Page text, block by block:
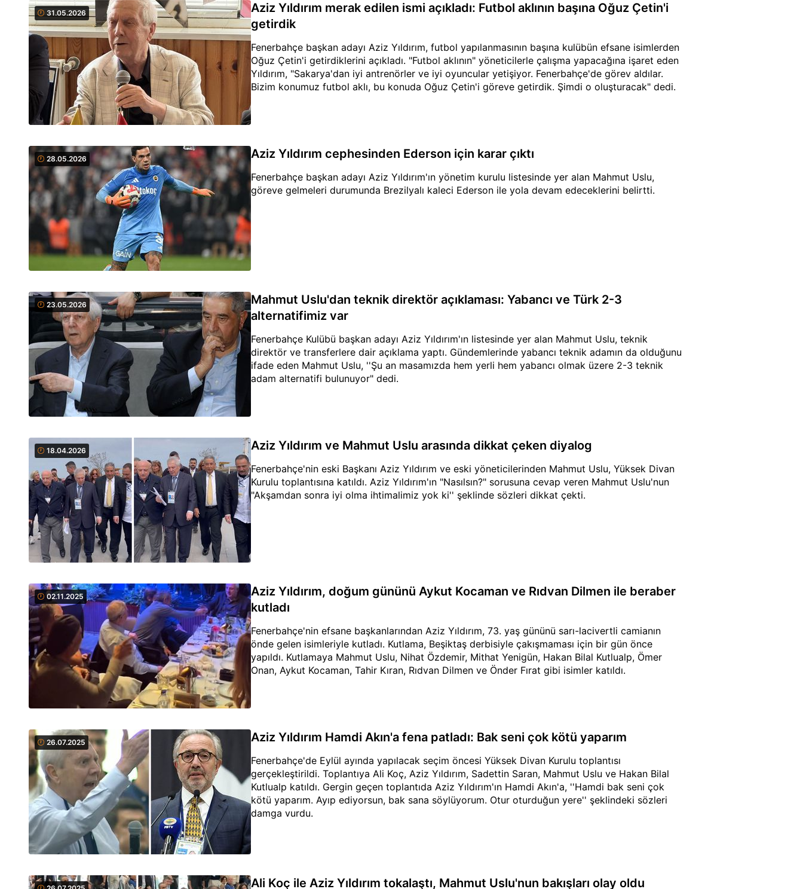
31.05.2026
Aziz Yıldırım merak edilen ismi açıkladı: Futbol aklının başına Oğuz Çetin'i
getirdik
Fenerbahçe başkan adayı Aziz Yıldırım, futbol yapılanmasının başına kulübün efsane isimlerden
Oğuz Çetin'i getirdiklerini açıkladı. "Futbol aklının" yöneticilerle çalışma yapacağına işaret eden
Yıldırım, "Sakarya'dan iyi antrenörler ve iyi oyuncular yetişiyor. Fenerbahçe'de görev aldılar.
Bizim konumuz futbol aklı, bu konuda Oğuz Çetin'i göreve getirdik. Şimdi o oluşturacak" dedi.
28.05.2026 Aziz Yıldırım cephesinden Ederson için karar çıktı
Fenerbahçe başkan adayı Aziz Yıldırım'ın yönetim kurulu listesinde yer alan Mahmut Uslu,
göreve gelmeleri durumunda Brezilyalı kaleci Ederson ile yola devam edeceklerini belirtti.
23.05.2026
Mahmut Uslu'dan teknik direktör açıklaması: Yabancı ve Türk 2-3
alternatifimiz var
Fenerbahçe Kulübü başkan adayı Aziz Yıldırım'ın listesinde yer alan Mahmut Uslu, teknik
direktör ve transferlere dair açıklama yaptı. Gündemlerinde yabancı teknik adamın da olduğunu
ifade eden Mahmut Uslu, ''Şu an masamızda hem yerli hem yabancı olmak üzere 2-3 teknik
adam alternatifi bulunuyor" dedi.
18.04.2026 Aziz Yıldırım ve Mahmut Uslu arasında dikkat çeken diyalog
Fenerbahçe'nin eski Başkanı Aziz Yıldırım ve eski yöneticilerinden Mahmut Uslu, Yüksek Divan
Kurulu toplantısına katıldı. Aziz Yıldırım'ın "Nasılsın?" sorusuna cevap veren Mahmut Uslu'nun
"Akşamdan sonra iyi olma ihtimalimiz yok ki'' şeklinde sözleri dikkat çekti.
02.11.2025
Aziz Yıldırım, doğum gününü Aykut Kocaman ve Rıdvan Dilmen ile beraber
kutladı
Fenerbahçe'nin efsane başkanlarından Aziz Yıldırım, 73. yaş gününü sarı-lacivertli camianın
önde gelen isimleriyle kutladı. Kutlama, Beşiktaş derbisiyle çakışmaması için bir gün önce
yapıldı. Kutlamaya Mahmut Uslu, Nihat Özdemir, Mithat Yenigün, Hakan Bilal Kutlualp, Ömer
Onan, Aykut Kocaman, Tahir Kıran, Rıdvan Dilmen ve Önder Fırat gibi isimler katıldı.
26.07.2025 Aziz Yıldırım Hamdi Akın'a fena patladı: Bak seni çok kötü yaparım
Fenerbahçe'de Eylül ayında yapılacak seçim öncesi Yüksek Divan Kurulu toplantısı
gerçekleştirildi. Toplantıya Ali Koç, Aziz Yıldırım, Sadettin Saran, Mahmut Uslu ve Hakan Bilal
Kutlualp katıldı. Gergin geçen toplantıda Aziz Yıldırım'ın Hamdi Akın'a, ''Hamdi bak seni çok
kötü yaparım. Ayıp ediyorsun, bak sana söylüyorum. Otur oturduğun yere'' şeklindeki sözleri
damga vurdu.
Ali Koç ile Aziz Yıldırım tokalaştı, Mahmut Uslu'nun bakışları olay oldu